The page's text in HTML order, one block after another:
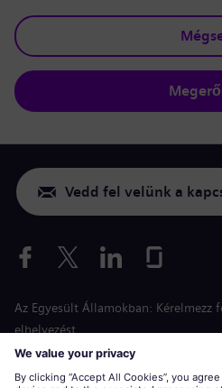
Vedd fel velünk a
Az Egyesült Államokban: Kérelmezz
elhelyezést
Esélyegyenlőség a jelentkezés során
siemens-energy.comGlobális